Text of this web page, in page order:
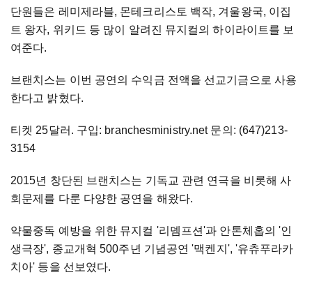
단원들은 레미제라블, 몬테크리스토 백작, 겨울왕국, 이집
트 왕자, 위키드 등 많이 알려진 뮤지컬의 하이라이트를 보
여준다.
브랜치스는 이번 공연의 수익금 전액을 선교기금으로 사용
한다고 밝혔다.
티켓 25달러. 구입: branchesministry.net 문의: (647)213-
3154
2015년 창단된 브랜치스는 기독교 관련 연극을 비롯해 사
회문제를 다룬 다양한 공연을 해왔다.
약물중독 예방을 위한 뮤지컬 '리뎀프션'과 안톤체홉의 '인
생극장', 종교개혁 500주년 기념공연 '맥켄지', '유츄푸라카
치아' 등을 선보였다.